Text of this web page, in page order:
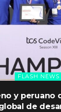
FLASH NEWS
y peruano
de